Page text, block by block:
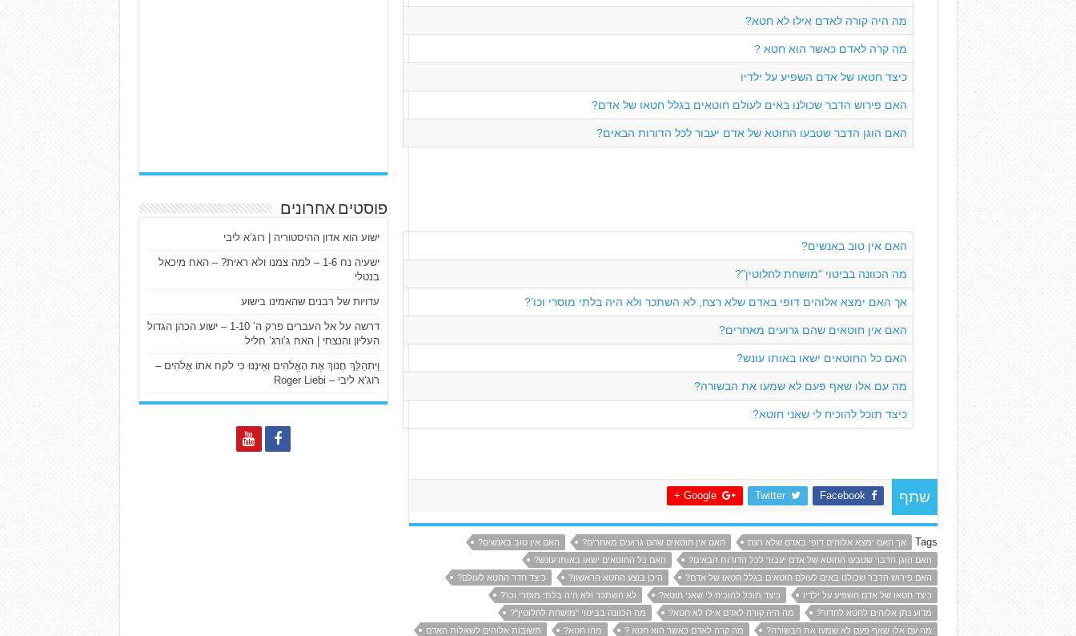
מה היה קורה לאדם אילו לא חטא?
מה קרה לאדם כאשר הוא חטא ?
כיצד חטאו של אדם השפיע על ילדיו
האם פירוש הדבר שכולנו באים לעולם חוטאים בגלל חטאו של אדם?
האם הוגן הדבר שטבעו החוטא של אדם יעבור לכל הדורות הבאים?
האם אין טוב באנשים?
מה הכוונה בביטוי “מושחת לחלוטין”?
אך האם ימצא אלוהים דופי באדם שלא רצח, לא השתכר ולא היה בלתי מוסרי וכו’?
האם אין חוטאים שהם גרועים מאחרים?
האם כל החוטאים ישאו באותו עונש?
מה עם אלו שאף פעם לא שמעו את הבשורה?
כיצד תוכל להוכיח לי שאני חוטא?
שתף Facebook
Twitter
Google +
Tags אך האם ימצא אלוהים דופי באדם שלא רצח האם אין חוטאים שהם גרועים מאחרים?
האם אין טוב באנשים?
האם הוגן הדבר שטבעו החוטא של אדם יעבור לכל הדורות הבאים?
האם כל החוטאים ישאו באותו עונש?
האם פירוש הדבר שכולנו באים לעולם חוטאים בגלל חטאו של אדם?
היכן בוצע החטא הראשון?
כיצד חדר החטא לעולם?
כיצד חטאו של אדם השפיע על ילדיו
כיצד תוכל להוכיח לי שאני חוטא?
לא השתכר ולא היה בלתי מוסרי וכו'?
מדוע נתן אלוהים לחטא לחדור?
מה היה קורה לאדם אילו לא חטא?
מה הכוונה בביטוי "מושחת לחלוטין"?
מה עם אלו שאף פעם לא שמעו את הבשורה?
מה קרה לאדם כאשר הוא חטא ? מהו חטא? תשובות אלוהים לשאלות האדם
פוסטים אחרונים
ישוע הוא אדון ההיסטוריה | רוג’א ליבי
ישעיה נח 1-6 – למה צמנו ולא ראית? – האח מיכאל
בנטלי
עדויות של רבנים שהאמינו בישוע
דרשה על אל העברים פרק ה’ 1-10 – ישוע הכהן הגדול
העליון והנצחי | האח ג’ורג’ חליל
וַיִּתְהַלֵּךְ חֲנוֹךְ אֶת הָאֱלֹהִים וְאֵינֶנּוּ כִּי לקח אֹתוֹ אֱלֹהִים –
רוג’א ליבי – Roger Liebi